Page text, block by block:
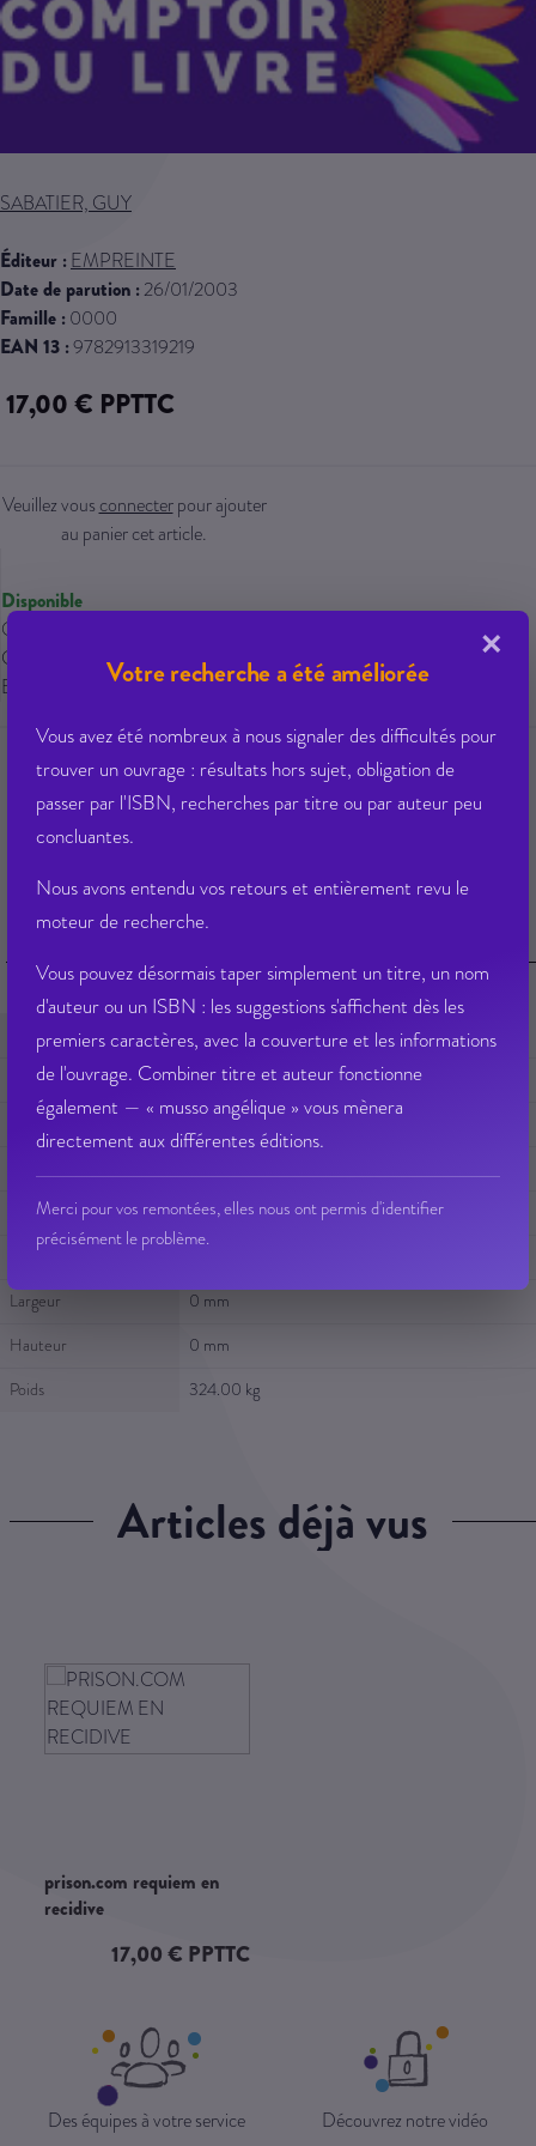
Votre recherche a été améliorée
Vous avez été nombreux à nous signaler des difficultés pour
trouver un ouvrage : résultats hors sujet, obligation de
passer par l'ISBN, recherches par titre ou par auteur peu
concluantes.
Nous avons entendu vos retours et entièrement revu le
moteur de recherche.
Vous pouvez désormais taper simplement un titre, un nom
d'auteur ou un ISBN : les suggestions s'affichent dès les
premiers caractères, avec la couverture et les informations
de l'ouvrage. Combiner titre et auteur fonctionne
également — « musso angélique » vous mènera
directement aux différentes éditions.
Merci pour vos remontées, elles nous ont permis d'identifier
précisément le problème.
×
SABATIER, GUY
Éditeur : EMPREINTE
Date de parution : 26/01/2003
Famille : 0000
EAN 13 :9782913319219
17,00 € PPTTC
Veuillez vous connecterpour ajouter
au panier cet article.
Disponible
Qté dispo en magasin : 0
Gisement : 01-701-C
Etat Dilicom : Disponible
Ajouter à ma liste d’envie
Envoyer à un ami
Fiche Technique
EAN 13
9782913319219
Titre
PRISON.COM REQUIEM EN RECIDIVE
Auteur
SABATIER, GUY
Collection
LETTRES DU SUD
Epaisseur
Largeur
0 mm
Hauteur
0 mm
Poids
324.00 kg
articles déjà vus
prison.com requiem en
recidive
17,00 € PPTTC
Des équipes à votre service Découvrez notre vidéo